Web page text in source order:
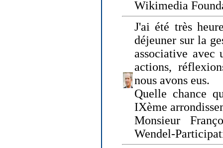
Wikimedia
J'ai été très
déjeuner sur la
associative avec
actions,
nous avons eus.
Quelle chance
IXème
Monsieur
Wendel-